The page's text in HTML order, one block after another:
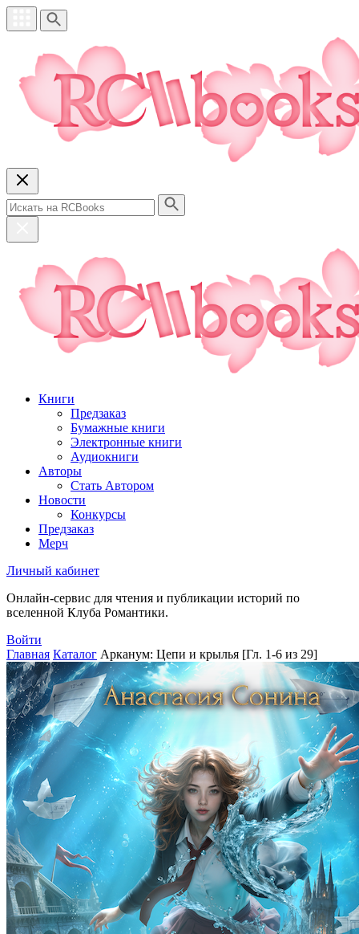
Книги
Предзаказ
Бумажные книги
Электронные книги
Аудиокниги
Авторы
Стать Автором
Новости
Конкурсы
Предзаказ
Мерч
Личный кабинет
Онлайн-сервис для чтения и публикации историй по
вселенной Клуба Романтики.
Войти
Главная Каталог Арканум: Цепи и крылья [Гл. 1-6 из 29]